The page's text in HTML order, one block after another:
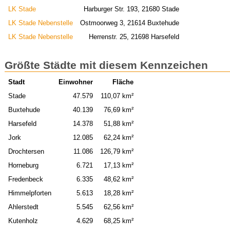
LK Stade
Harburger Str. 193, 21680 Stade
LK Stade Nebenstelle
Ostmoorweg 3, 21614 Buxtehude
LK Stade Nebenstelle
Herrenstr. 25, 21698 Harsefeld
Größte Städte mit diesem Kennzeichen
Stadt Einwohner
Fläche
Stade
47.579
110,07 km²
Buxtehude
40.139
76,69 km²
Harsefeld
14.378
51,88 km²
Jork
12.085
62,24 km²
Drochtersen
11.086
126,79 km²
Horneburg
6.721
17,13 km²
Fredenbeck
6.335
48,62 km²
Himmelpforten
5.613
18,28 km²
Ahlerstedt
5.545
62,56 km²
Kutenholz
4.629 68,25 km²